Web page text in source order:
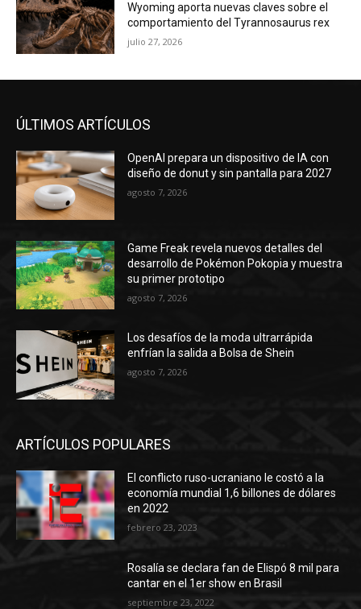
Wyoming aporta nuevas claves sobre el
comportamiento del Tyrannosaurus rex
julio 27, 2026
ÚLTIMOS ARTÍCULOS
OpenAI prepara un dispositivo de IA con
diseño de donut y sin pantalla para 2027
agosto 7, 2026
Game Freak revela nuevos detalles del
desarrollo de Pokémon Pokopia y muestra
su primer prototipo
agosto 7, 2026
Los desafíos de la moda ultrarrápida
enfrían la salida a Bolsa de Shein
agosto 7, 2026
ARTÍCULOS POPULARES
El conflicto ruso-ucraniano le costó a la
economía mundial 1,6 billones de dólares
en 2022
febrero 23, 2023
Rosalía se declara fan de Elispó 8 mil para
cantar en el 1er show en Brasil
septiembre 23, 2022